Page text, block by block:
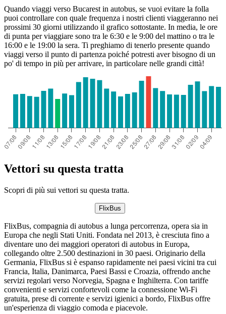
Bucharest
Quando viaggi verso Bucarest in autobus, se vuoi evitare la folla
puoi controllare con quale frequenza i nostri clienti viaggeranno nei
prossimi 30 giorni utilizzando il grafico sottostante. In media, le ore
di punta per viaggiare sono tra le 6:30 e le 9:00 del mattino o tra le
16:00 e le 19:00 la sera. Ti preghiamo di tenerlo presente quando
viaggi verso il punto di partenza poiché potresti aver bisogno di un
po' di tempo in più per arrivare, in particolare nelle grandi città!
Vettori su questa tratta
Scopri di più sui vettori su questa tratta.
FlixBus
FlixBus, compagnia di autobus a lunga percorrenza, opera sia in
Europa che negli Stati Uniti. Fondata nel 2013, è cresciuta fino a
diventare uno dei maggiori operatori di autobus in Europa,
collegando oltre 2.500 destinazioni in 30 paesi. Originario della
Germania, FlixBus si è espanso rapidamente nei paesi vicini tra cui
Francia, Italia, Danimarca, Paesi Bassi e Croazia, offrendo anche
servizi regolari verso Norvegia, Spagna e Inghilterra. Con tariffe
convenienti e servizi confortevoli come la connessione Wi-Fi
gratuita, prese di corrente e servizi igienici a bordo, FlixBus offre
un'esperienza di viaggio comoda e piacevole.